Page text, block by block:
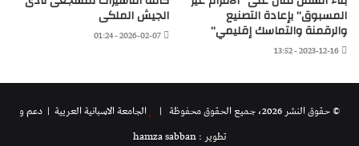
المسبوق” بإعادة التصنيع
والرقمنة والتماسك إقليمي”
2023-12-16 - 13:52
الجيش الملكى
2026-02-07 - 01:24
© حقوق النشر 2026، جميع الحقوق محفوظة | الجامعة الاسبانية العريية | دعم و
تطوير : hamza sabban